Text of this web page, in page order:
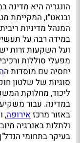
הונגריה היא מדינה
ובנאט"ו, המקיימת
המנהל מדיניות
במידה רבה על
ועל השקעות זרות
מפעלי סוללות
יחסיה עם מוסדות ה
סוגיות של שלטון
ליכוד, מחלוקת
במדינה. עבור
באזור מרכזאירופה,
ולתלות באנרגיה
בעיקר בתחומי